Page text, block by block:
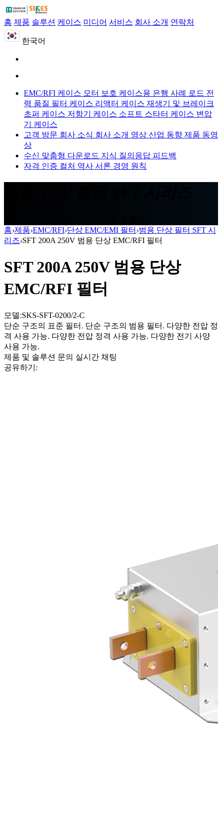
홈 제품 솔루션 케이스 미디어 서비스 회사 소개 연락처
한국어
EMC/RFI 케이스 모터 보호 케이스용 은행 사례 로드 전
력 품질 필터 케이스 리액터 케이스 재생기 및 브레이크
초퍼 케이스 저항기 케이스 소프트 스타터 케이스 변압
기 케이스
고객 방문 회사 소식 회사 소개 영상 산업 동향 제품 동영
상
수신 맞춤형 다운로드 지식 질의응답 피드백
자격 인증 컬처 역사 서론 경영 원칙
홈›제품›EMC/RFI›단상 EMC/EMI 필터 ›범용 단상 필터 SFT 시
리즈›SFT 200A 250V 범용 단상 EMC/RFI 필터
SFT 200A 250V 범용 단상
EMC/RFI 필터
모델:SKS-SFT-0200/2-C
단순 구조의 표준 필터. 단순 구조의 범용 필터. 다양한 전압 정
격 사용 가능. 다양한 전압 정격 사용 가능. 다양한 전기 사양
사용 가능.
제품 및 솔루션 문의 실시간 채팅
공유하기: